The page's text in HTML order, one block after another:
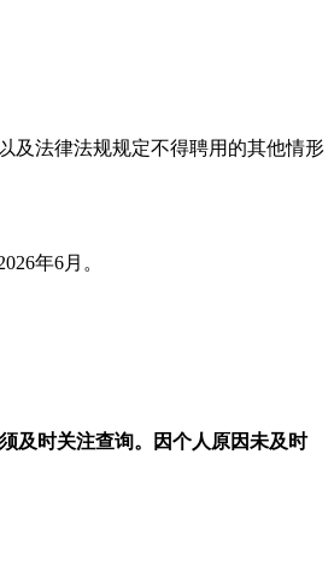
及法律法规规定不得聘用的其他情形
年6月。
及时关注查询。因个人原因未及时